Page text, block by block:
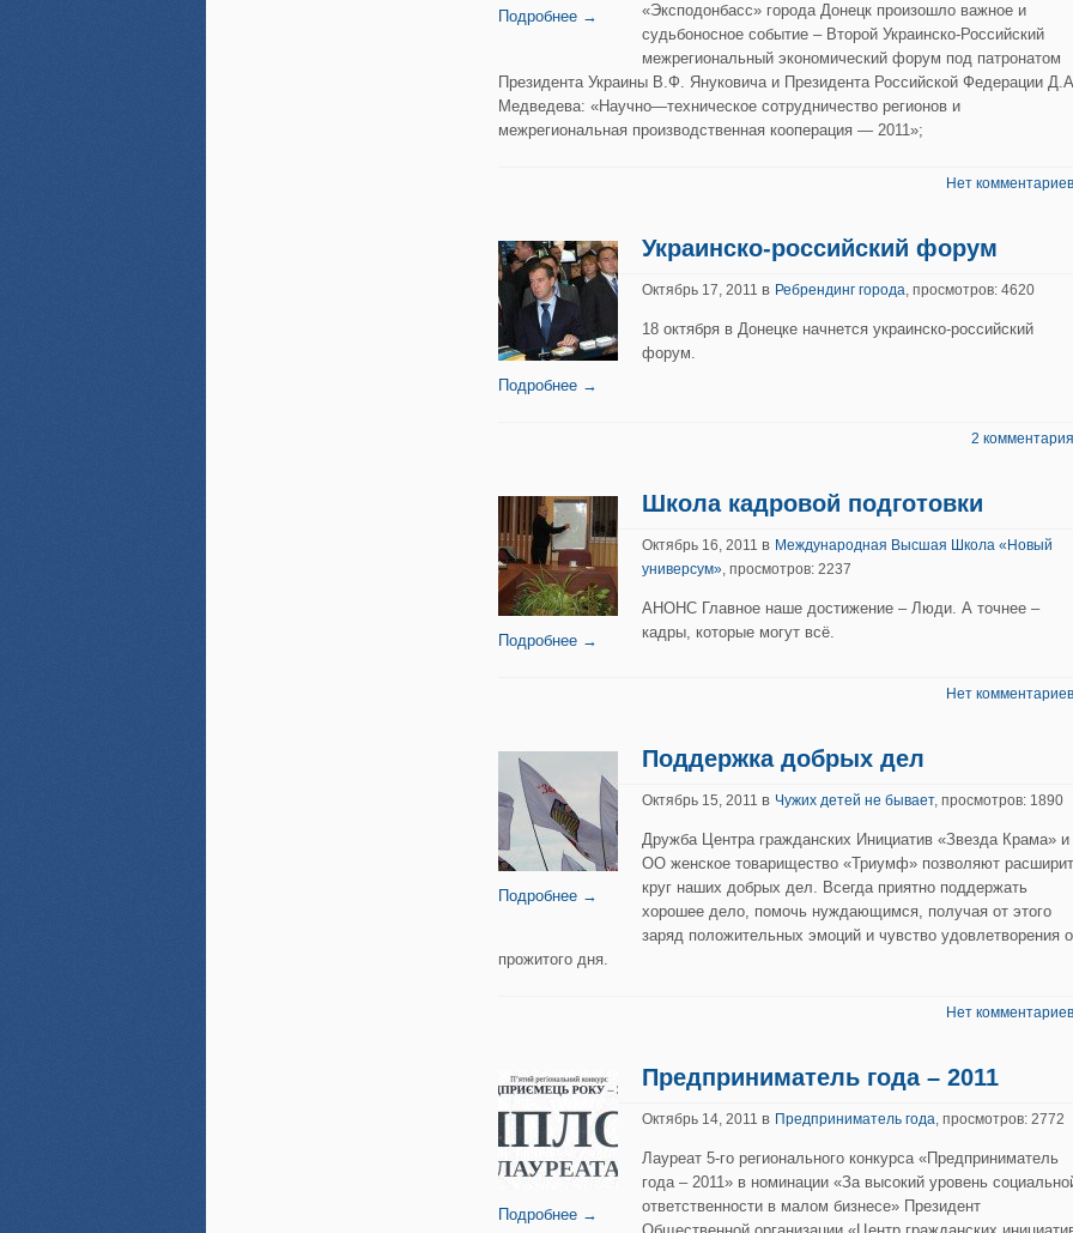
Подробнее →
«Эксподонбасс» города Донецк произошло важное и
судьбоносное событие – Второй Украинско-Российский
межрегиональный экономический форум под патронатом
Президента Украины В.Ф. Януковича и Президента Российской Федерации
Медведева: «Научно—техническое сотрудничество регионов и
межрегиональная производственная кооперация — 2011»;
Нет
Подробнее →
Украинско-российский форум
Октябрь 17, 2011 в Ребрендинг города, просмотров: 4620
18 октября в Донецке начнется украинско-российский
форум.
2
Подробнее →
Школа кадровой подготовки
Октябрь 16, 2011 в Международная Высшая Школа «Новый
универсум», просмотров: 2237
АНОНС Главное наше достижение – Люди. А точнее –
кадры, которые могут всё.
Нет
Подробнее →
Поддержка добрых дел
Октябрь 15, 2011 в Чужих детей не бывает, просмотров: 1890
Дружба Центра гражданских Инициатив «Звезда Крама» и
ОО женское товарищество «Триумф» позволяют
круг наших добрых дел. Всегда приятно поддержать
хорошее дело, помочь нуждающимся, получая от этого
заряд положительных эмоций и чувство удовлетворения
прожитого дня.
Нет
Подробнее →
Предприниматель года – 2011
Октябрь 14, 2011 в Предприниматель года, просмотров: 2772
Лауреат 5-го регионального конкурса «Предприниматель
года – 2011» в номинации «За высокий уровень
ответственности в малом бизнесе» Президент